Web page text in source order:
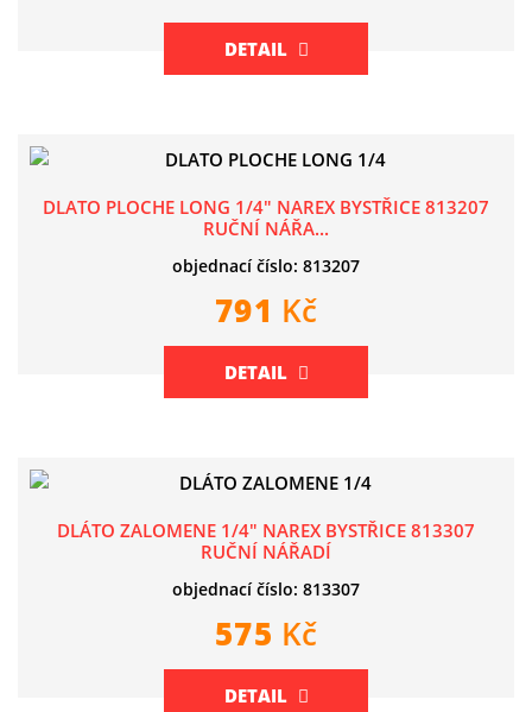
DETAIL
DLATO PLOCHE LONG 1/4" NAREX BYSTŘICE 813207
RUČNÍ NÁŘA...
objednací číslo: 813207
791 Kč
DETAIL
DLÁTO ZALOMENE 1/4" NAREX BYSTŘICE 813307
RUČNÍ NÁŘADÍ
objednací číslo: 813307
575 Kč
DETAIL